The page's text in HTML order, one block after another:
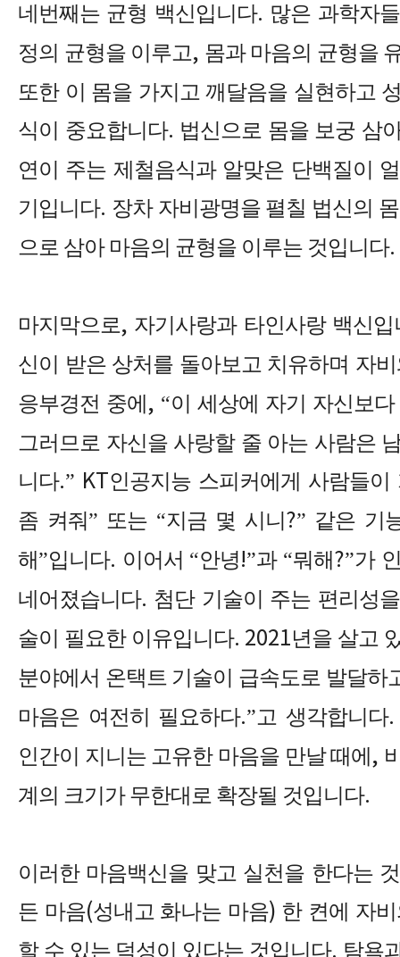
네번째는 균형 백신입니다. 많은 과학자
정의 균형을 이루고, 몸과 마음의 균형을
또한 이 몸을 가지고 깨달음을 실현하고
식이 중요합니다. 법신으로 몸을 보궁 삼
연이 주는 제철음식과 알맞은 단백질이
기입니다. 장차 자비광명을 펼칠 법신의
으로 삼아 마음의 균형을 이루는 것입니다.
마지막으로, 자기사랑과 타인사랑 백신입
신이 받은 상처를 돌아보고 치유하며 자
응부경전 중에 , “이 세상에 자기 자신보
그러므로 자신을 사랑할 줄 아는 사람은
니다.” KT인공지능 스피커에게 사람들
좀 켜줘” 또는 “지금 몇 시니 ?” 같은 기
해”입니다. 이어서 “안녕!”과 “뭐해?”가
네어졌습니다. 첨단 기술이 주는 편리성
술이 필요한 이유입니다. 2021년을 살고
분야에서 온택트 기술이 급속도로 발달하
마음은 여전히 필요하다.”고 생각합니다
인간이 지니는 고유한 마음을 만날 때에 ,
계의 크기가 무한대로 확장될 것입니다.
이러한 마음백신을 맞고 실천을 한다는
든 마음(성내고 화나는 마음) 한 켠에 자
할 수 있는 덕성이 있다는 것입니다. 탐욕